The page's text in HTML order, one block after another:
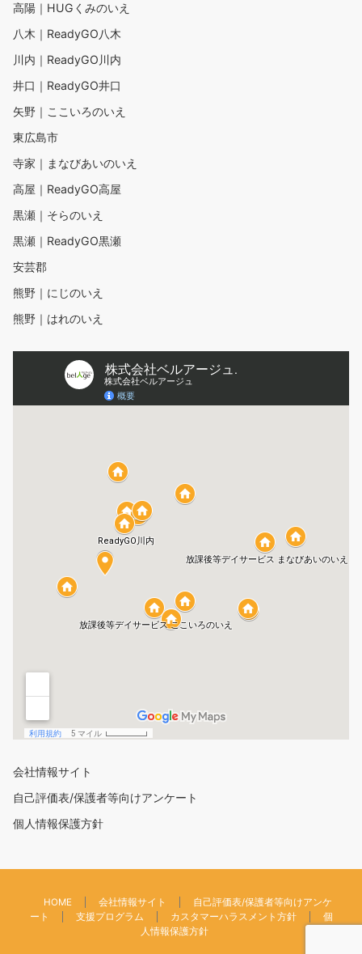
高陽｜HUGくみのいえ
八木｜ReadyGO八木
川内｜ReadyGO川内
井口｜ReadyGO井口
矢野｜ここいろのいえ
東広島市
寺家｜まなびあいのいえ
高屋｜ReadyGO高屋
黒瀬｜そらのいえ
黒瀬｜ReadyGO黒瀬
安芸郡
熊野｜にじのいえ
熊野｜はれのいえ
会社情報サイト
自己評価表/保護者等向けアンケート
個人情報保護方針
HOME 会社情報サイト
自己評価表/保護者等向けアンケ
ート
支援プログラム カスタマーハラスメント方針
個
人情報保護方針